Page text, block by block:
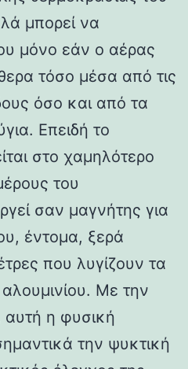
μπορεί να
μόνο εάν ο αέρας
τόσο μέσα από τις
όσο και από τα
Επειδή το
στο χαμηλότερο
του
σαν μαγνήτης για
έντομα, ξερά
που λυγίζουν τα
Με την
η φυσική
την ψυκτική